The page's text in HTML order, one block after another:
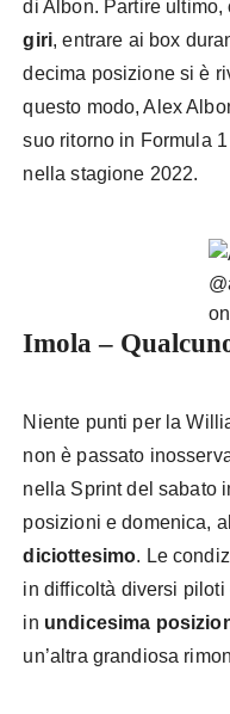
di Albon. Partire
giri, entrare ai box
decima posizione si è
questo modo, Alex
suo ritorno in Formula
nella stagione 2022.
Imola –
Niente punti per la
non è passato
nella Sprint del sabato
posizioni e domenica,
diciottesimo. Le
in difficoltà diversi piloti
in undicesima
un’altra grandiosa